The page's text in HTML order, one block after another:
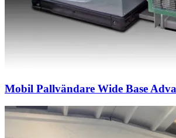
Mobil Pallvändare Wide Base